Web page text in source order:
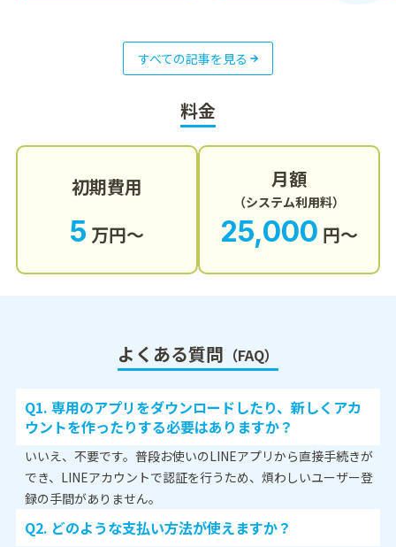
すべての記事を見る
料金
初期費用
5 万円〜
月額
（システム利用料）
25,000 円〜
よくある質問 （FAQ）
Q1. 専用のアプリをダウンロードしたり、新しくアカ
ウントを作ったりする必要はありますか？
いいえ、不要です。普段お使いのLINEアプリから直接手続きが
でき、LINEアカウントで認証を行うため、煩わしいユーザー登
録の手間がありません。
Q2. どのような支払い方法が使えますか？